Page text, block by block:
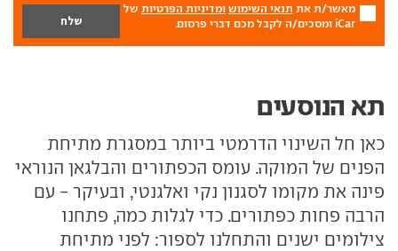
מאשר/ת את תנאי השימוש ומדיניות הפרטיות של
iCar ומסכים/ה לקבל מכם דברי פרסום.
תא הנוסעים
כאן חל השינוי הדרמטי ביותר במסגרת מתיחת
הפנים של המוקה. עומס הכפתורים והבלגאן הנוראי
פינה את מקומו לסגנון נקי ואלגנטי, ובעיקר - עם
הרבה פחות כפתורים. כדי לגלות כמה, פתחנו
צילומים ישנים והתחלנו לספור: לפני מתיחת